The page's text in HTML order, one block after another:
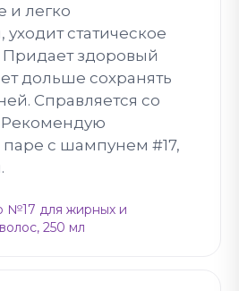
и легко
статическое
Придает здоровый
дольше сохранять
Справляется со
Рекомендую
паре с шампунем #17,
№17 для жирных и
250 мл